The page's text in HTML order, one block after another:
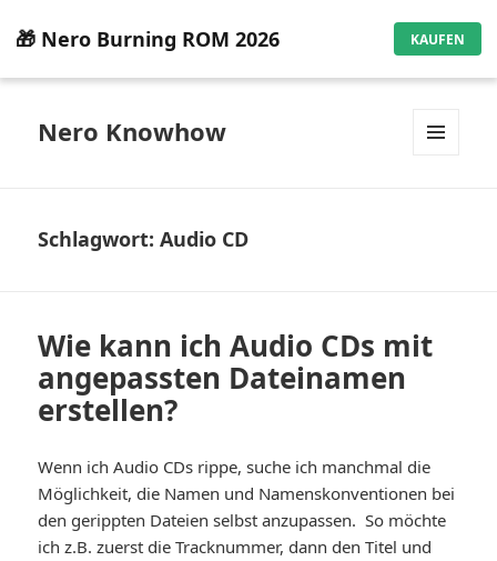
🎁 Nero Burning ROM 2026 KAUFEN
Nero Knowhow
Schlagwort:Audio CD
Wie kann ich Audio CDs mit
angepassten Dateinamen
erstellen?
Wenn ich Audio CDs rippe, suche ich manchmal die
Möglichkeit, die Namen und Namenskonventionen bei
den gerippten Dateien selbst anzupassen. So möchte
ich z.B. zuerst die Tracknummer, dann den Titel und